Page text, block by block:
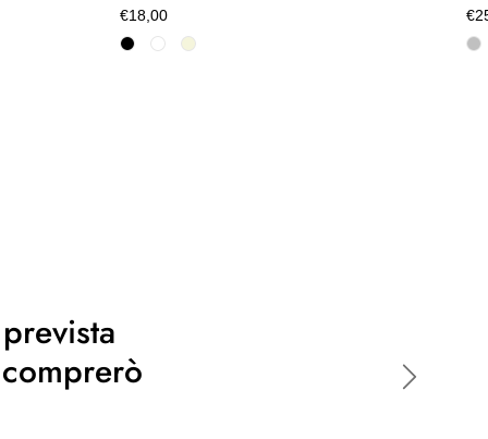
€18,00
Avanti